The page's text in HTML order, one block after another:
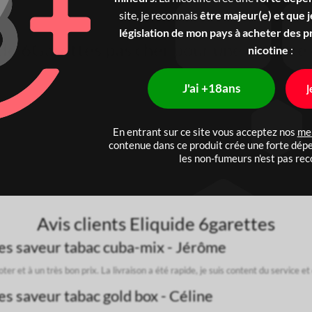
notations
saveur
pomme
notations
client
6Garettes pas cher pour une vape de
plus ou moins soutenu en bouche ; ils sont parfaits pour accompagner votre
les eliquides 6garettes saveurs fruitées. Ces e-liquides sont de
sous la forme de simples mélanges mono-arômes, comme le
6garettes sont parfaits pour une vape tout au long de la journée.
Avis clients Eliquide 6garettes
saveur tabac cuba-mix - Jérôme
et à un très bon prix. La livraison a été rapide, je suis content du service
saveur tabac gold box - Céline
site, je reconnaisêtre majeur(e) et que
législation de mon pays à acheter des
nicotine :
J'ai +18ans
En entrant sur ce site vous acceptez nos
contenue dans ce produit crée une forte
les non-fumeurs n'est pas